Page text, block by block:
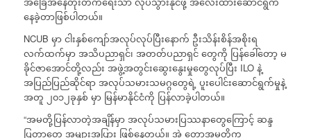
နေခဲ့တာဖြစ်ပါတယ်။
NCUB မှာ ငါးနှစ်ကျော်အလုပ်လုပ်ပြီးနောက် ဦးသိန်းစိန်အစိုးရ
လက်ထက်မှာ အသိပညာရှင်၊ အတတ်ပညာရှင် တွေကို ပြန်ခေါ်တော့ မ
ခိုင်ဇာအောင်တို့လည်း အဖွဲ့အတွင်းဆွေးနွေးမှုတွေလုပ်ပြီး ILO နဲ့
အပြည်ပြည်ဆိုင်ရာ အလုပ်သမားသမဂ္ဂတွေရဲ့ ပူးပေါင်းဆောင်ရွက်မှုနဲ့
အတူ ၂၀၁၂ခုနှစ် မှာ မြန်မာနိုင်ငံကို ပြန်လာခဲ့ပါတယ်။
“အမတို့ပြန်လာတဲ့အချိန်မှာ အလုပ်သမားပြဿနာတွေကြောင့် ဆန္ဒ
ပြတာတွေ အများအပြား ဖြစ်နေတယ်။ အဲ့ တော့အမတို့က